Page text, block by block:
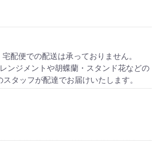
配便での配送は承っておりません。
ンジメントや胡蝶蘭・スタンド花などの
タッフが配達でお届けいたします。